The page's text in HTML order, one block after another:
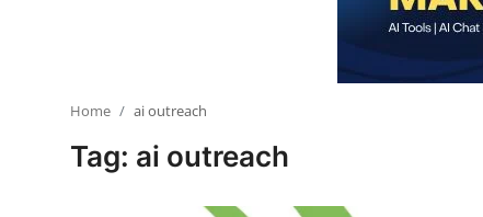
ThaiGPT Builder
คอร์สเรียน ChatGPT
Home ai outreach
Tag: ai outreach